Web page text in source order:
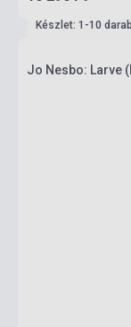
Készlet: 1-10 darab
Jo Nesbo: Larve